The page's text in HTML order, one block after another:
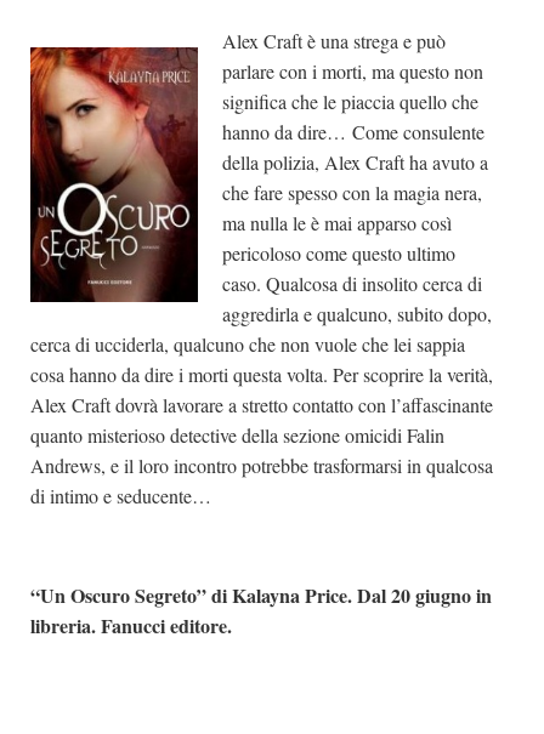
Alex Craft è una strega e può
parlare con i morti, ma questo non
significa che le piaccia quello che
hanno da dire… Come consulente
della polizia, Alex Craft ha avuto a
che fare spesso con la magia nera,
ma nulla le è mai apparso così
pericoloso come questo ultimo
caso. Qualcosa di insolito cerca di
aggredirla e qualcuno, subito dopo,
cerca di ucciderla, qualcuno che non vuole che lei sappia
cosa hanno da dire i morti questa volta. Per scoprire la verità,
Alex Craft dovrà lavorare a stretto contatto con l’affascinante
quanto misterioso detective della sezione omicidi Falin
Andrews, e il loro incontro potrebbe trasformarsi in qualcosa
di intimo e seducente…
“Un Oscuro Segreto” di Kalayna Price. Dal 20 giugno in
libreria. Fanucci editore.